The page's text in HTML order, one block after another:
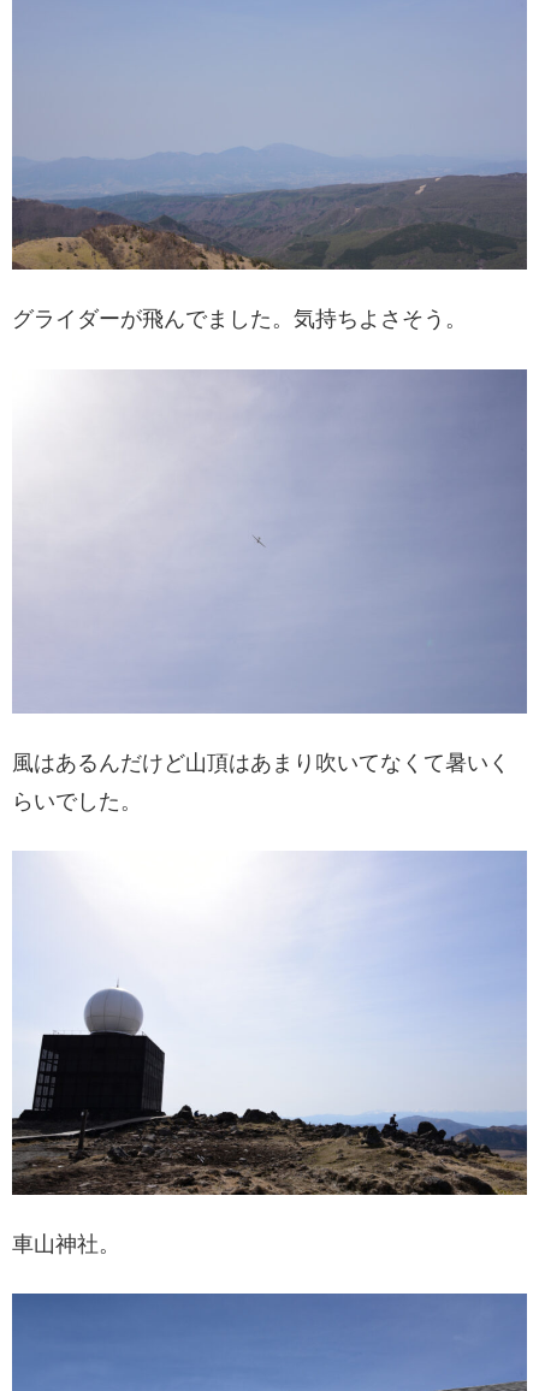
グライダーが飛んでました。気持ちよさそう。
風はあるんだけど山頂はあまり吹いてなくて暑いく
らいでした。
車山神社。